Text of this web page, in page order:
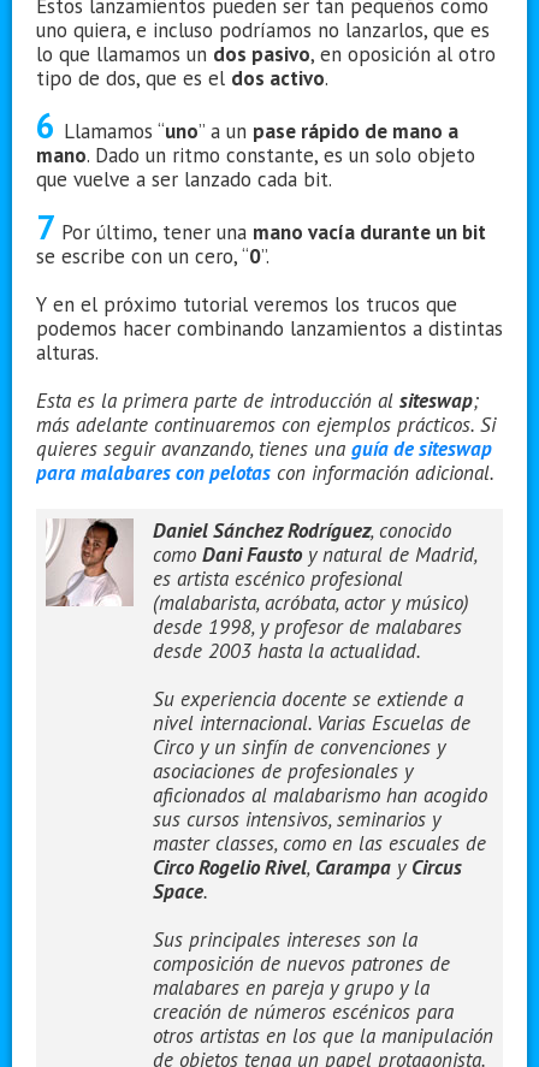
Estos lanzamientos pueden ser tan pequeños como
uno quiera, e incluso podríamos no lanzarlos, que es
lo que llamamos un dos pasivo, en oposición al otro
tipo de dos, que es el dos activo.
6 Llamamos “uno” a un pase rápido de mano a
mano. Dado un ritmo constante, es un solo objeto
que vuelve a ser lanzado cada bit.
7 Por último, tener una mano vacía durante un bit
se escribe con un cero, “0”.
Y en el próximo tutorial veremos los trucos que
podemos hacer combinando lanzamientos a distintas
alturas.
Esta es la primera parte de introducción al siteswap;
más adelante continuaremos con ejemplos prácticos. Si
quieres seguir avanzando, tienes una guía de siteswap
para malabares con pelotas con información adicional.
Daniel Sánchez Rodríguez, conocido
como Dani Fausto y natural de Madrid,
es artista escénico profesional
(malabarista, acróbata, actor y músico)
desde 1998, y profesor de malabares
desde 2003 hasta la actualidad.
Su experiencia docente se extiende a
nivel internacional. Varias Escuelas de
Circo y un sinfín de convenciones y
asociaciones de profesionales y
aficionados al malabarismo han acogido
sus cursos intensivos, seminarios y
master classes, como en las escuales de
Circo Rogelio Rivel, Carampa y Circus
Space.
Sus principales intereses son la
composición de nuevos patrones de
malabares en pareja y grupo y la
creación de números escénicos para
otros artistas en los que la manipulación
de objetos tenga un papel protagonista.